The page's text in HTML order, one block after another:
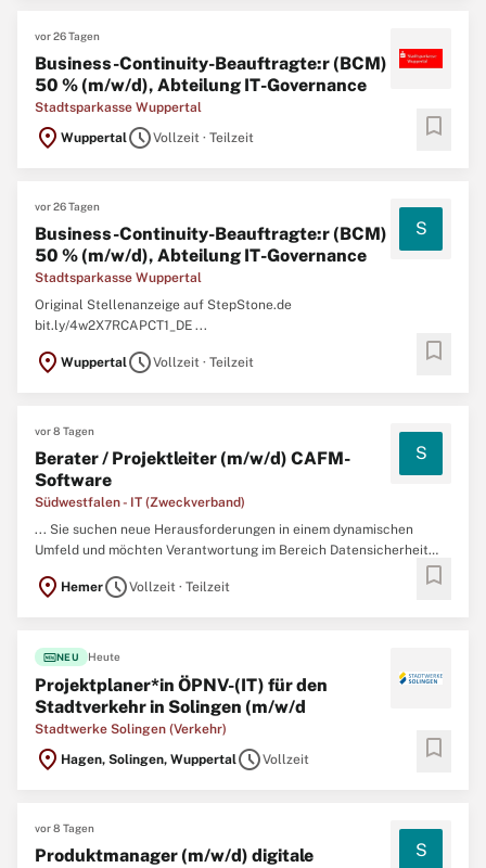
vor 26 Tagen
Business-Continuity-Beauftragte:r (BCM)
50 % (m/w/d), Abteilung IT-Governance
Stadtsparkasse Wuppertal
location_on WuppertalscheduleVollzeit · Teilzeit bookmark
vor 26 Tagen
Business-Continuity-Beauftragte:r (BCM)
50 % (m/w/d), Abteilung IT-Governance
Stadtsparkasse Wuppertal
S
Original Stellenanzeige auf StepStone.de
bit.ly/4w2X7RCAPCT1_DE ...
location_on WuppertalscheduleVollzeit · Teilzeit bookmark
vor 8 Tagen
Berater / Projektleiter (m/w/d) CAFM-
Software
Südwestfalen - IT (Zweckverband)
S
... Sie suchen neue Herausforderungen in einem dynamischen
Umfeld und möchten Verantwortung im Bereich Datensicherheit
-Systeme übernehmen? Dann kommen Sie zur Südwestfalen-
IT! Wir sind ein modernerIT-Dienstleister mit Sitz in Siegen und
location_on HemerscheduleVollzeit · Teilzeit bookmark
fiber_newNEU Heute
Projektplaner*in ÖPNV-(IT) für den
Stadtverkehr in Solingen (m/w/d
Stadtwerke Solingen (Verkehr)
location_on Hagen, Solingen, WuppertalscheduleVollzeit bookmark
vor 8 Tagen
Produktmanager (m/w/d) digitale
S